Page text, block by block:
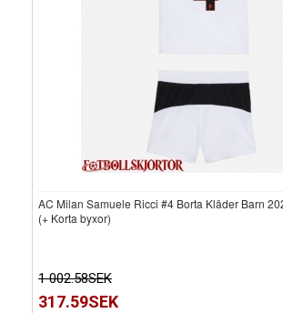
AC Milan Samuele Ricci #4 Borta Kläder Barn
(+ Korta byxor)
1 002.58SEK
317.59SEK